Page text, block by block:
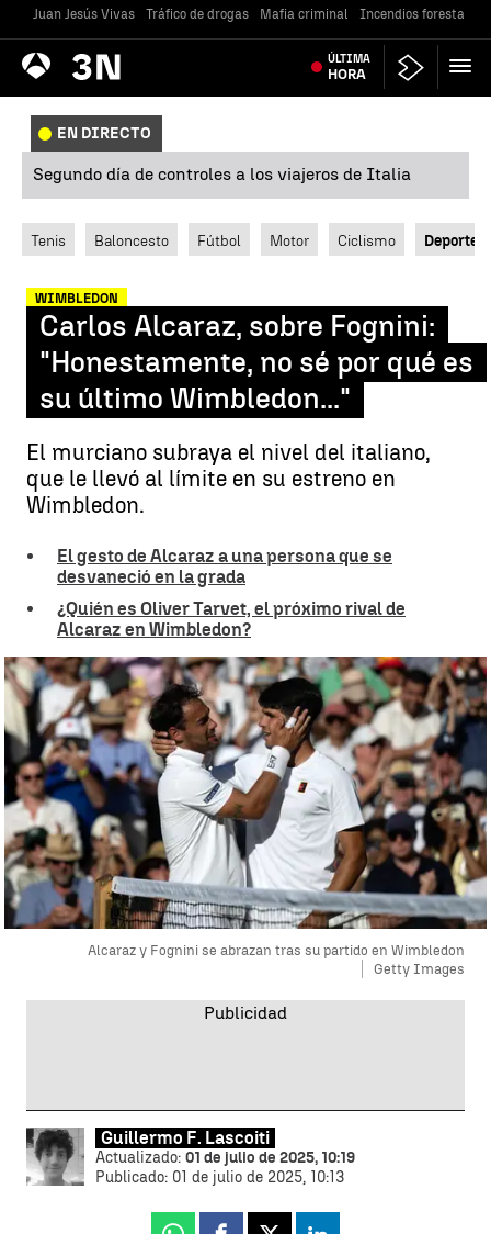
Juan Jesús Vivas Tráfico de drogas Mafia criminal Incendios forestales
Antena
3 Noticias ÚLTIMA
HORA
EN DIRECTO
Segundo día de controles a los viajeros de Italia
Tenis Baloncesto Fútbol Motor Ciclismo Deportes
WIMBLEDON
Carlos Alcaraz, sobre Fognini:
"Honestamente, no sé por qué es
su último Wimbledon..."
El murciano subraya el nivel del italiano,
que le llevó al límite en su estreno en
Wimbledon.
El gesto de Alcaraz a una persona que se
desvaneció en la grada
¿Quién es Oliver Tarvet, el próximo rival de
Alcaraz en Wimbledon?
Alcaraz y Fognini se abrazan tras su partido en Wimbledon
Getty Images
Guillermo F. Lascoiti
Actualizado: 01 de julio de 2025, 10:19
Publicado: 01 de julio de 2025, 10:13